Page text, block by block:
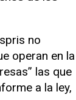
no
operan en la
las que
a la ley,